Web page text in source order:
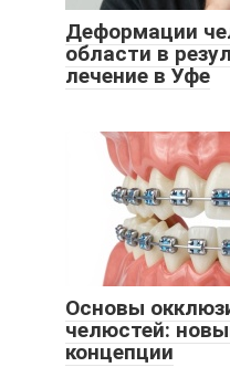
Деформации
области в
лечение в Уфе
Основы
челюстей:
концепции